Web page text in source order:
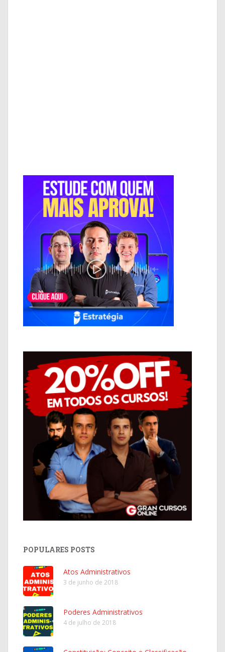
POPULARES POSTS
Atos Administrativos
3 de junho de 2018
Poderes Administrativos
4 de julho de 2018